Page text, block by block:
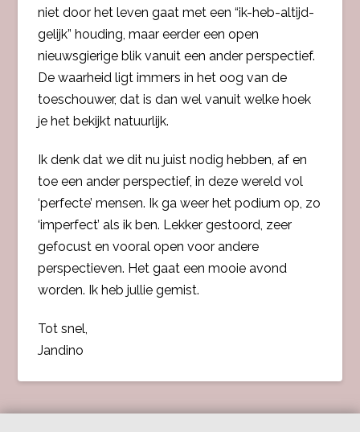
niet door het leven gaat met een “ik-heb-altijd-
gelijk” houding, maar eerder een open
nieuwsgierige blik vanuit een ander perspectief.
De waarheid ligt immers in het oog van de
toeschouwer, dat is dan wel vanuit welke hoek
je het bekijkt natuurlijk.
Ik denk dat we dit nu juist nodig hebben, af en
toe een ander perspectief, in deze wereld vol
‘perfecte’ mensen. Ik ga weer het podium op, zo
‘imperfect’ als ik ben. Lekker gestoord, zeer
gefocust en vooral open voor andere
perspectieven. Het gaat een mooie avond
worden. Ik heb jullie gemist.
Tot snel,
Jandino